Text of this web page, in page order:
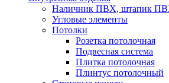
Наличник ПВХ, штапик
Угловые элементы
Потолки
Розетка потолочная
Подвесная система
Плитка потолочная
Плинтус потолочный